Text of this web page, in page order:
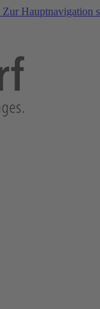
Zur Hauptnavigation